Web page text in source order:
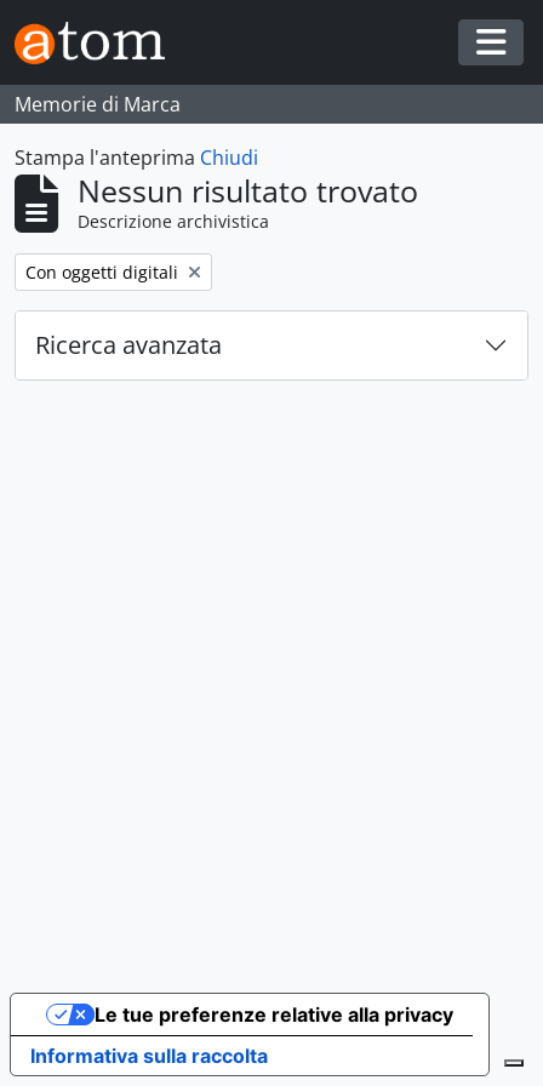
Skip to main content
Memorie di Marca
Stampa l'anteprima Chiudi
Nessun risultato trovato
Descrizione archivistica
Remove filter:
Con oggetti digitali
Ricerca avanzata
Informativa sulla raccolta
Le tue preferenze relative alla privacy